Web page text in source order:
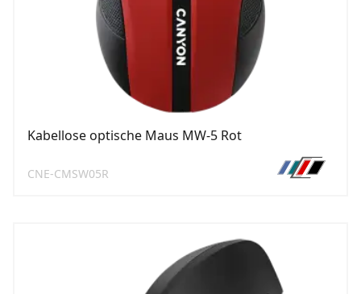
Kabellose optische Maus MW-5 Rot
CNE-CMSW05R